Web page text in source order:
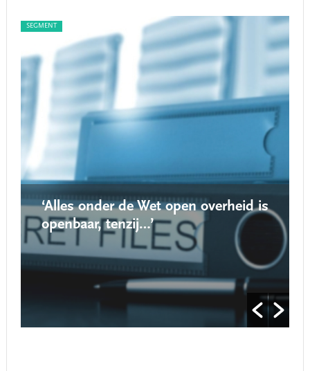
SEGMENT
‘Alles onder de Wet open overheid is
openbaar, tenzij…’